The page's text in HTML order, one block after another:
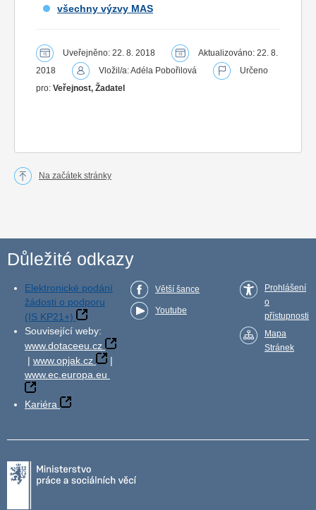
všechny výzvy MAS
Uveřejněno: 22. 8. 2018
Aktualizováno: 22. 8.
2018
Vložil/a: Adéla Pobořilová
Určeno
pro: Veřejnost, Žadatel
Na začátek stránky
Důležité odkazy
Elektronické podání
žádosti o podporu
(IS KP21+)
Související weby:
www.dotaceeu.cz
| www.opjak.cz
|
www.ec.europa.eu
Kariéra
Větší šance
Youtube
Prohlášení
o
přístupnosti
Mapa
Stránek